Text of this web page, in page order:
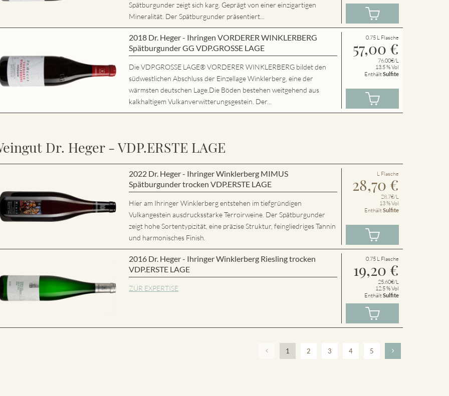
Spätburgunder zeigt sich karg. Geprägt von einer einzigartigen
Mineralität. Der Spätburgunder präsentiert...
2018 Dr. Heger - Ihringen VORDERER WINKLERBERG
Spätburgunder GG VDP.GROSSE LAGE
Die VDP.GROSSE LAGE® VORDERER WINKLERBERG bildet den
südwestlichen Abschluss der Einzellage Winklerberg, eine der
wärmsten deutschen Lage.Die Böden bestehen weitgehend aus
kalkhaltigem Vulkanverwitterungsgestein. Der...
0.75 L Flasche
57,00 €
76.00€/L
13.5 % Vol
EnthältSulfite
Dr. Heger - VDP.ERSTE LAGE
2022 Dr. Heger - Ihringer Winklerberg MIMUS
Spätburgunder trocken VDP.ERSTE LAGE
Hier am Ihringer Winklerberg entstehen im tiefgründigen
Vulkangestein ausdrucksstarke Terroirweine. Der Spätburgunder
zeigt hohe Sortentypizität, eine präzise Struktur, feingliedriges Tannin
und harmonisches Finish.
L Flasche
28,70 €
28.7€/L
13 % Vol
EnthältSulfite
2016 Dr. Heger - Ihringer Winklerberg Riesling trocken
VDP.ERSTE LAGE
ZUR EXPERTISE
0.75 L Flasche
19,20 €
25.60€/L
12.5 % Vol
EnthältSulfite
1 2 3 4 5